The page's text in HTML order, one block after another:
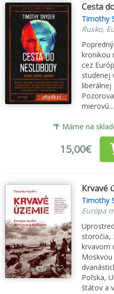
Cesta
Timothy
Rusko,
kronikou
cez
studenej
liberálnej
mierovú...
🌴 Máme na
15,00€
Krvavé
Timothy
Európa
storočia,
krvavom
Poľska,
štátov a